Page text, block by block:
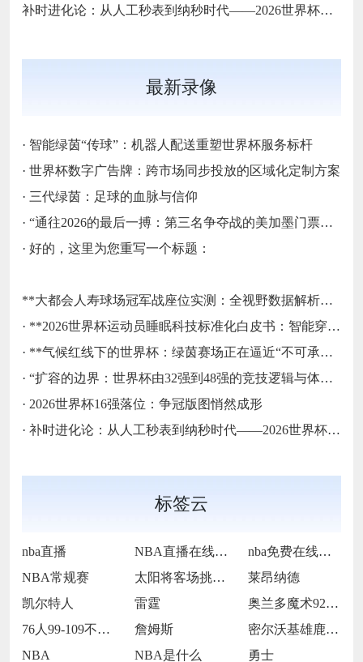
补时进化论：从人工秒表到纳秒时代——2026世界杯计时规则展望
最新录像
· 智能绿茵“传球”：机器人配送重塑世界杯服务标杆
· 世界杯数字广告牌：跨市场同步投放的区域化定制方案
· 三代绿茵：足球的血脉与信仰
· “通往2026的最后一搏：第三名争夺战的美加墨门票生死局”
· 好的，这里为您重写一个标题：
**大都会人寿球场冠军战座位实测：全视野数据解析与等级精准评估**
· **2026世界杯运动员睡眠科技标准化白皮书：智能穿戴监测标准与认证体系框架**
· **气候红线下的世界杯：绿茵赛场正在逼近“不可承受之热”**
· “扩容的边界：世界杯由32强到48强的竞技逻辑与体系重塑”
· 2026世界杯16强落位：争冠版图悄然成形
· 补时进化论：从人工秒表到纳秒时代——2026世界杯计时规则展望
标签云
nba直播 NBA直播在线观看
nba免费在线高清直播
NBA常规赛
太阳将客场挑战步行者
莱昂纳德
凯尔特人
雷霆
奥兰多魔术92-105犹他爵士
76人99-109不敌太阳
詹姆斯
密尔沃基雄鹿前锋克里斯·米德尔顿
NBA
NBA是什么 勇士